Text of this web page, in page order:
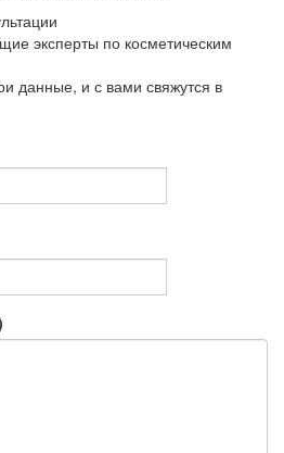
эксперты по косметическим
данные, и с вами свяжутся в